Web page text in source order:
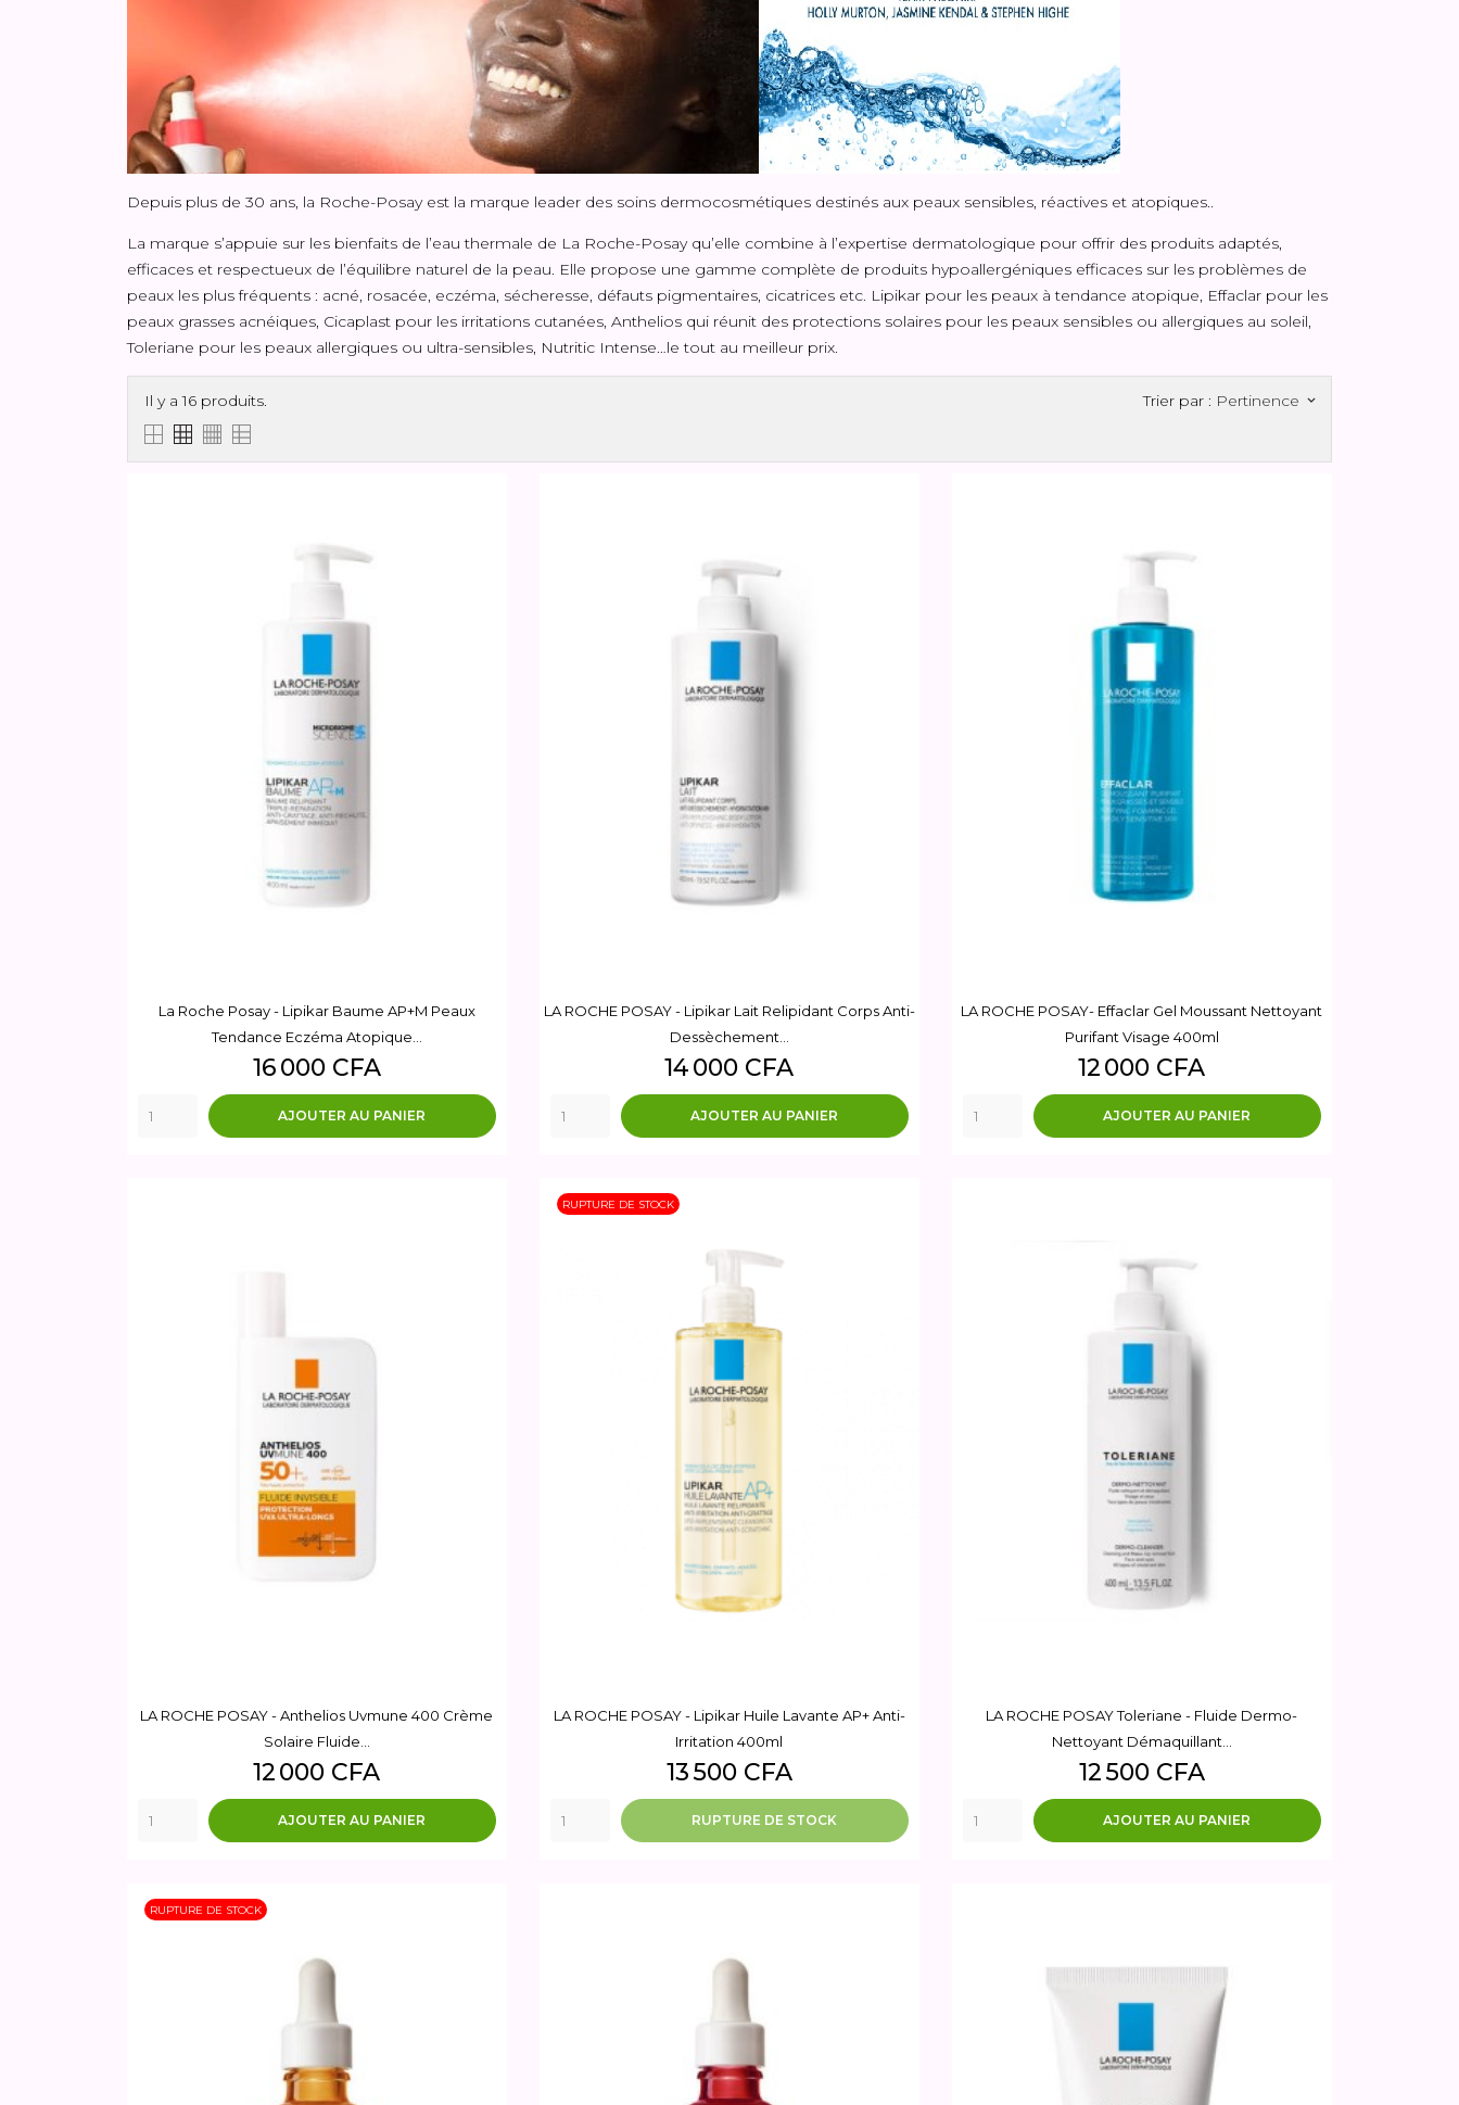
Depuis plus de 30 ans, la Roche-Posay est la marque leader des soins dermocosmétiques destinés aux peaux sensibles, réactives et atopiques..
La marque s’appuie sur les bienfaits de l’eau thermale de La Roche-Posay qu’elle combine à l’expertise dermatologique pour offrir des produits adaptés,
efficaces et respectueux de l’équilibre naturel de la peau. Elle propose une gamme complète de produits hypoallergéniques efficaces sur les problèmes de
peaux les plus fréquents : acné, rosacée, eczéma, sécheresse, défauts pigmentaires, cicatrices etc. Lipikar pour les peaux à tendance atopique, Effaclar pour les
peaux grasses acnéiques, Cicaplast pour les irritations cutanées, Anthelios qui réunit des protections solaires pour les peaux sensibles ou allergiques au soleil,
Toleriane pour les peaux allergiques ou ultra-sensibles, Nutritic Intense…le tout au meilleur prix.
Il y a 16 produits. Trier par : Pertinence keyboard_arrow_down
La Roche Posay - Lipikar Baume AP+M Peaux
Tendance Eczéma Atopique...
Prix
16 000 CFA
AJOUTER AU PANIER
LA ROCHE POSAY - Lipikar Lait Relipidant Corps Anti-
Dessèchement...
Prix
14 000 CFA
AJOUTER AU PANIER
LA ROCHE POSAY- Effaclar Gel Moussant Nettoyant
Purifant Visage 400ml
Prix
12 000 CFA
AJOUTER AU PANIER
LA ROCHE POSAY - Anthelios Uvmune 400 Crème
Solaire Fluide...
Prix
12 000 CFA
AJOUTER AU PANIER
LA ROCHE POSAY - Lipikar Huile Lavante AP+ Anti-
Irritation 400ml
Prix
13 500 CFA
RUPTURE DE STOCK
RUPTURE DE STOCK
LA ROCHE POSAY Toleriane - Fluide Dermo-
Nettoyant Démaquillant...
Prix
12 500 CFA
AJOUTER AU PANIER
RUPTURE DE STOCK